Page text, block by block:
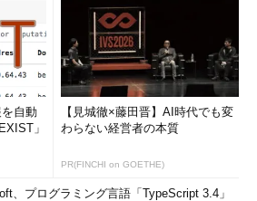
自動
」
【見城徹×藤田晋】AI時代でも変
わらない経営者の本質
PR(FINCHI on GOETHE)
、プログラミング言語「TypeScript 3.4」